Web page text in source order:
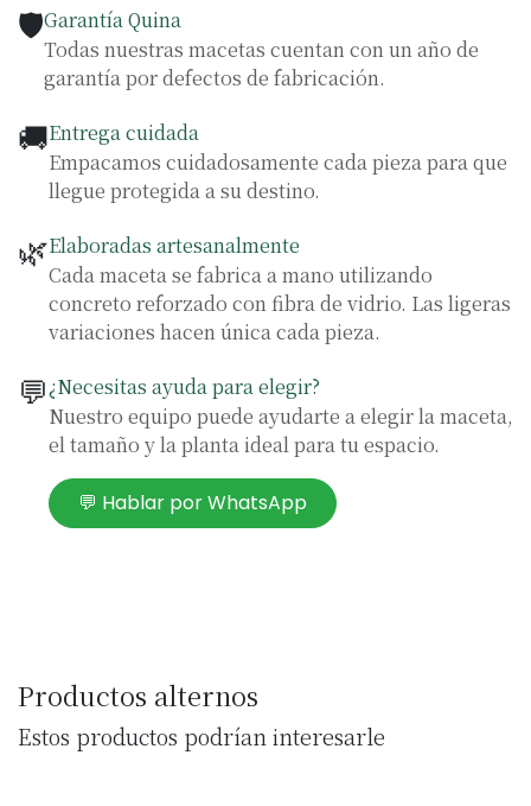
🛡️Garantía Quina
Todas nuestras macetas cuentan con un año de
garantía por defectos de fabricación.
🚚Entrega cuidada
Empacamos cuidadosamente cada pieza para que
llegue protegida a su destino.
🌿Elaboradas artesanalmente
Cada maceta se fabrica a mano utilizando
concreto reforzado con fibra de vidrio. Las ligeras
variaciones hacen única cada pieza.
💬¿Necesitas ayuda para elegir?
Nuestro equipo puede ayudarte a elegir la maceta,
el tamaño y la planta ideal para tu espacio.
💬 Hablar por WhatsApp
Productos alternos
Estos productos podrían interesarle